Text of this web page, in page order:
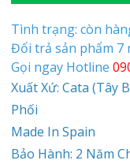
Tình trạng: còn
Đổi trả sản phẩm 7
Gọi ngay Hotline
Xuất Xứ: Cata (Tây
Phối
Made In Spain
Bảo Hành: 2 Năm